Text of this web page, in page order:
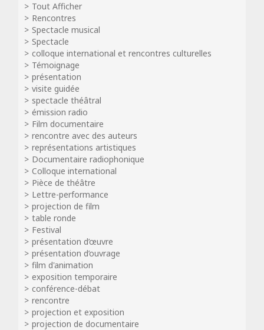
Tout Afficher
Rencontres
Spectacle musical
Spectacle
colloque international et rencontres culturelles
Témoignage
présentation
visite guidée
spectacle théâtral
émission radio
Film documentaire
rencontre avec des auteurs
représentations artistiques
Documentaire radiophonique
Colloque international
Pièce de théâtre
Lettre-performance
projection de film
table ronde
Festival
présentation d’œuvre
présentation d’ouvrage
film d'animation
exposition temporaire
conférence-débat
rencontre
projection et exposition
projection de documentaire